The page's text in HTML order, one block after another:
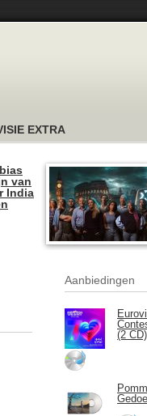
EXTRA
van
India
Aanbiedingen
(2 CD)